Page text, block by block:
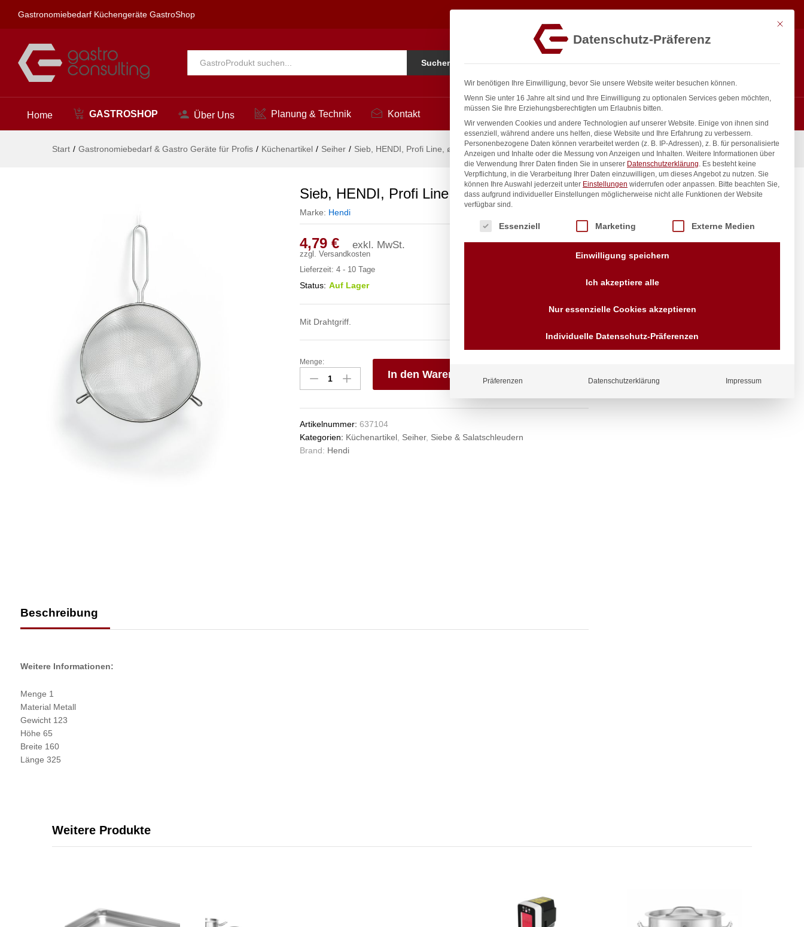
Gastronomiebedarf Küchengeräte GastroShop
Alle Suchen
Home GASTROSHOP Über Uns Planung & Technik Kontakt
Start / Gastronomiebedarf & Gastro Geräte für Profis / Küchenartikel / Seiher / Sieb, HENDI, Profi Line, ø160x325mm
Sieb, HENDI, Profi Line, ø160x325mm
Marke: Hendi
4,79 € exkl. MwSt.
zzgl. Versandkosten
Lieferzeit: 4 - 10 Tage
Status: Auf Lager
Mit Drahtgriff.
Sieb,
HENDI,
Profi
Anzahl
Menge:
In den Warenkorb
Artikelnummer: 637104
Kategorien: Küchenartikel, Seiher, Siebe & Salatschleudern
Brand: Hendi
Beschreibung
Weitere Informationen:
Menge 1
Material Metall
Gewicht 123
Höhe 65
Breite 160
Länge 325
inkl. / exkl. MwSt.
Anfragen
Wir sind seit über 40 Jahren
für Sie da
Vorrauskasse Paypal,
Kreditkarte, Direkt
Weitere Produkte
Beschreibung
4,79€ exkl. MwSt. In den Warenkorb
Mit
Datenschutz-Präferenz
Wir benötigen Ihre Einwilligung, bevor Sie unsere Website weiter besuchen können.
Wenn Sie unter 16 Jahre alt sind und Ihre Einwilligung zu optionalen Services geben möchten,
müssen Sie Ihre Erziehungsberechtigten um Erlaubnis bitten.
Wir verwenden Cookies und andere Technologien auf unserer Website. Einige von ihnen sind
essenziell, während andere uns helfen, diese Website und Ihre Erfahrung zu verbessern.
Personenbezogene Daten können verarbeitet werden (z. B. IP-Adressen), z. B. für personalisierte
Anzeigen und Inhalte oder die Messung von Anzeigen und Inhalten. Weitere Informationen über
die Verwendung Ihrer Daten finden Sie in unserer Datenschutzerklärung. Es besteht keine
Verpflichtung, in die Verarbeitung Ihrer Daten einzuwilligen, um dieses Angebot zu nutzen. Sie
können Ihre Auswahl jederzeit unter Einstellungen widerrufen oder anpassen. Bitte beachten Sie,
dass aufgrund individueller Einstellungen möglicherweise nicht alle Funktionen der Website
verfügbar sind.
Es folgt eine Liste der Service-Gruppen, für die eine Einwilligung erteilt werden kann.
Essenziell Marketing Externe Medien
Einwilligung speichern
Ich akzeptiere alle
Nur essenzielle Cookies akzeptieren
Individuelle Datenschutz-Präferenzen
Präferenzen Datenschutzerklärung Impressum